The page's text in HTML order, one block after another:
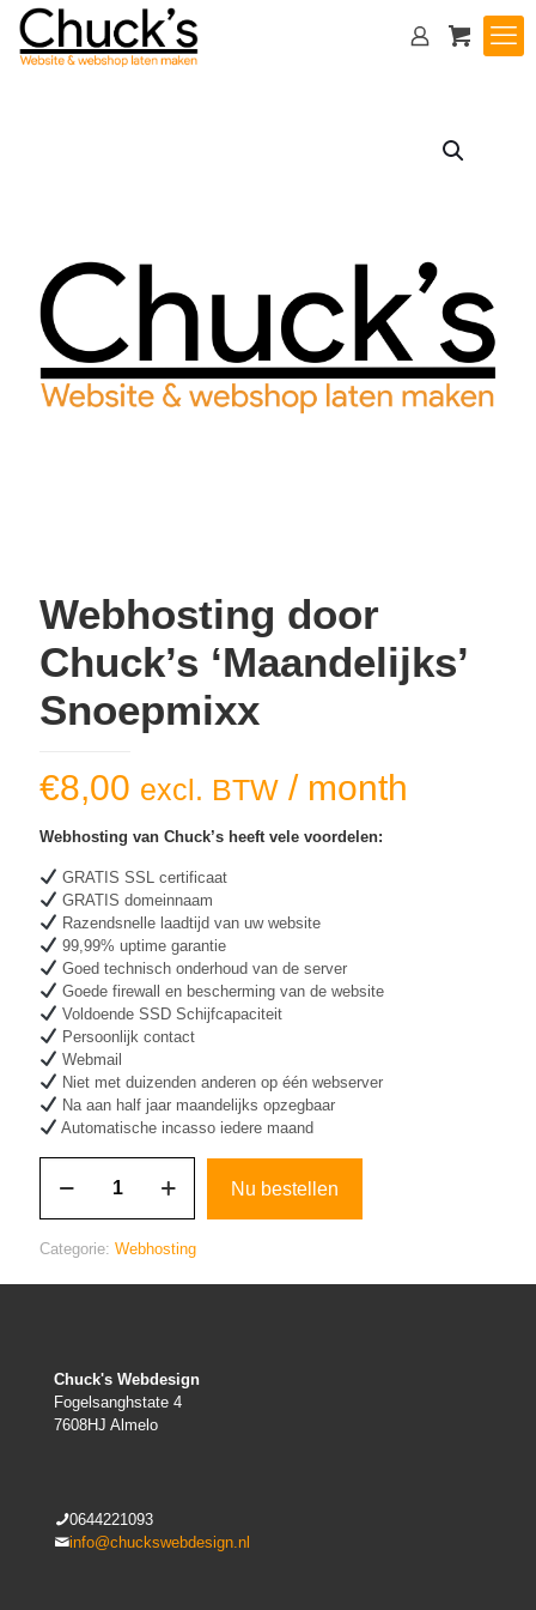
Webhosting door
Chuck’s ‘Maandelijks’
Snoepmixx
€8,00 excl. BTW / month
Webhosting van Chuck’s heeft vele voordelen:
GRATIS SSL certificaat
GRATIS domeinnaam
Razendsnelle laadtijd van uw website
99,99% uptime garantie
Goed technisch onderhoud van de server
Goede firewall en bescherming van de website
Voldoende SSD Schijfcapaciteit
Persoonlijk contact
Webmail
Niet met duizenden anderen op één webserver
Na aan half jaar maandelijks opzegbaar
Automatische incasso iedere maand
door
Snoepmixx
aantal
Nu bestellen
Categorie: Webhosting
Chuck's Webdesign
Fogelsanghstate 4
7608HJ Almelo
0644221093
info@chuckswebdesign.nl